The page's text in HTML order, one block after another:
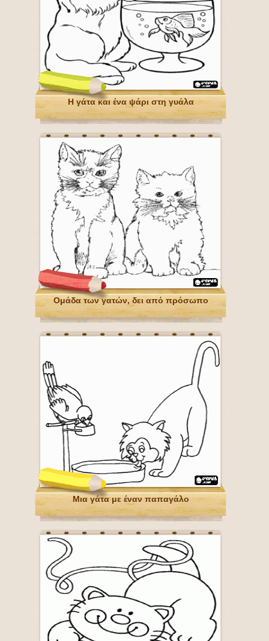
Η γάτα και ένα ψάρι στη γυάλα
Ομάδα των γατών, δει από πρόσωπο
Μια γάτα με έναν παπαγάλο